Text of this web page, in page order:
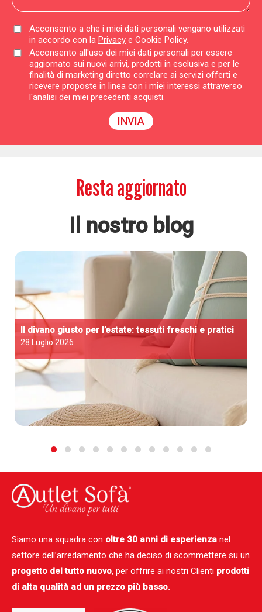
Acconsento a che i miei dati personali vengano utilizzati
in accordo con la Privacy e Cookie Policy.
Acconsento all'uso dei miei dati personali per essere
aggiornato sui nuovi arrivi, prodotti in esclusiva e per le
finalità di marketing diretto correlare ai servizi offerti e
ricevere proposte in linea con i miei interessi attraverso
l'analisi dei miei precedenti acquisti.
Resta aggiornato
Il nostro blog
Il divano giusto per l’estate: tessuti freschi e pratici
28 Luglio 2026
Siamo una squadra con oltre 30 anni di esperienza nel
settore dell’arredamento che ha deciso di scommettere su un
progetto del tutto nuovo, per offrire ai nostri Clienti prodotti
di alta qualità ad un prezzo più basso.